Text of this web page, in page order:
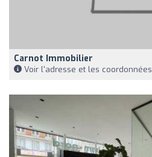
Carnot Immobilier
Voir l'adresse et les coordonnées